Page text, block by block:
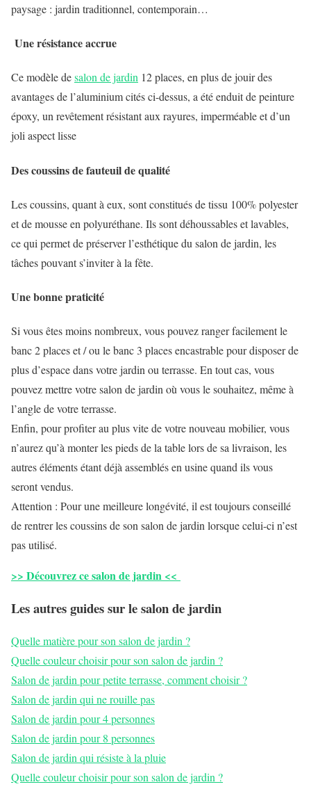
paysage : jardin traditionnel, contemporain…
Une résistance accrue
Ce modèle desalon de jardin 12 places, en plus de jouir des
avantages de l’aluminium cités ci-dessus, a été enduit de peinture
époxy, un revêtement résistant aux rayures, imperméable et d’un
joli aspect lisse
Des coussins de fauteuil de qualité
Les coussins, quant à eux, sont constitués de tissu 100% polyester
et de mousse en polyuréthane. Ils sont déhoussables et lavables,
ce qui permet de préserver l’esthétique du salon de jardin, les
tâches pouvant s’inviter à la fête.
Une bonne praticité
Si vous êtes moins nombreux, vous pouvez ranger facilement le
banc 2 places et / ou le banc 3 places encastrable pour disposer de
plus d’espace dans votre jardin ou terrasse. En tout cas, vous
pouvez mettre votre salon de jardin où vous le souhaitez, même à
l’angle de votre terrasse.
Enfin, pour profiter au plus vite de votre nouveau mobilier, vous
n’aurez qu’à monter les pieds de la table lors de sa livraison, les
autres éléments étant déjà assemblés en usine quand ils vous
seront vendus.
Attention : Pour une meilleure longévité, il est toujours conseillé
de rentrer les coussins de son salon de jardin lorsque celui-ci n’est
pas utilisé.
>> Découvrez ce salon de jardin <<
Les autres guides sur le salon de jardin
Quelle matière pour son salon de jardin ?
Quelle couleur choisir pour son salon de jardin ?
Salon de jardin pour petite terrasse, comment choisir ?
Salon de jardin qui ne rouille pas
Salon de jardin pour 4 personnes
Salon de jardin pour 8 personnes
Salon de jardin qui résiste à la pluie
Quelle couleur choisir pour son salon de jardin ?